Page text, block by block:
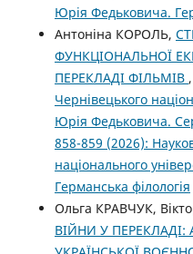
Юрія Федьковича.
Антоніна КОРОЛЬ,
ФУНКЦІОНАЛЬНОЇ
ПЕРЕКЛАДІ ФІЛЬМІВ ,
Чернівецького
Юрія Федьковича.
858-859 (2026):
національного
Германська філологія
Ольга КРАВЧУК,
ВІЙНИ У ПЕРЕКЛАДІ: